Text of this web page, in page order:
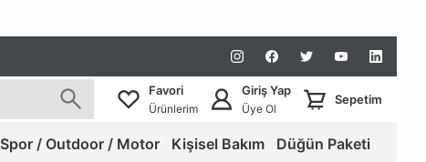
Favori
Ürünlerim
Giriş Yap
Üye Ol
Sepetim
Spor / Outdoor / Motor Kişisel Bakım Düğün Paketi